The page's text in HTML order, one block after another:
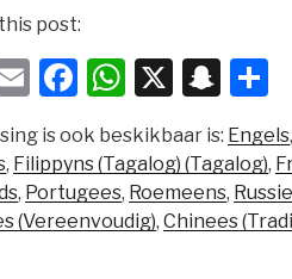
post:
E
m
ail
F
a
c
e
b
W
h
at
s
A
X
S
n
a
p
c
h
e
is ook beskikbaar is: Engels
Filippyns (Tagalog) (Tagalog)
Portugees Roemeens
(Vereenvoudig) Chinees